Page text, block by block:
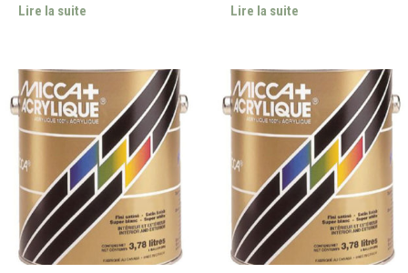
Lire la suite Lire la suite